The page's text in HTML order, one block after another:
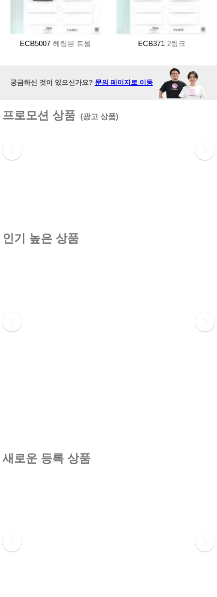
ECB5007 헤링본 트윌 ECB371 2링크
궁금하신 것이 있으신가요? 문의 페이지로 이동
프로모션 상품 (광고 상품)
인기 높은 상품
새로운 등록 상품